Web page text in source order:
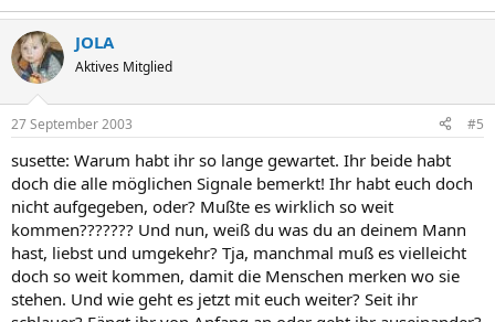
JOLA
Aktives Mitglied
27 September 2003 #5
susette: Warum habt ihr so lange gewartet. Ihr beide habt
doch die alle möglichen Signale bemerkt! Ihr habt euch doch
nicht aufgegeben, oder? Mußte es wirklich so weit
kommen??????? Und nun, weiß du was du an deinem Mann
hast, liebst und umgekehr? Tja, manchmal muß es vielleicht
doch so weit kommen, damit die Menschen merken wo sie
stehen. Und wie geht es jetzt mit euch weiter? Seit ihr